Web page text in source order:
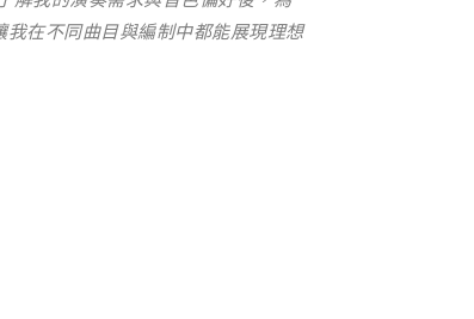
在不同曲目與編制中都能展現理想